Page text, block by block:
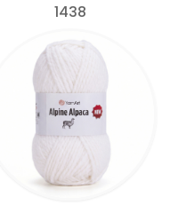
1438